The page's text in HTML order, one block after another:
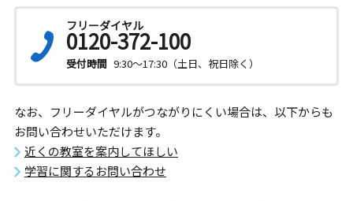
フリーダイヤル
0120-372-100
受付時間 9:30～17:30（土日、祝日除く）
なお、フリーダイヤルがつながりにくい場合は、以下からも
お問い合わせいただけます。
近くの教室を案内してほしい
学習に関するお問い合わせ